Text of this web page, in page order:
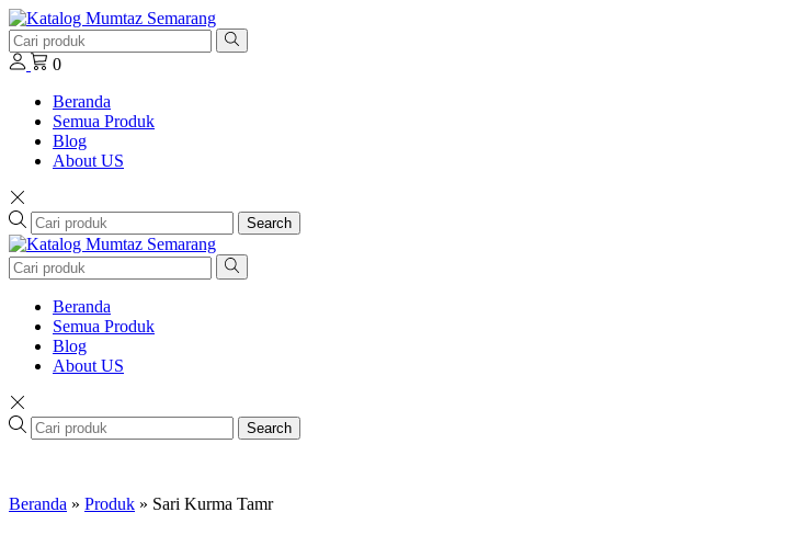
0
Beranda
Semua Produk
Blog
About US
Search
Beranda
Semua Produk
Blog
About US
Search
Beranda » Produk » Sari Kurma Tamr